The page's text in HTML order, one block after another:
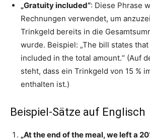
„Gratuity included“: Diese Phrase
Rechnungen verwendet, um
Trinkgeld bereits in die
wurde. Beispiel: „The bill states that
included in the total amount.“ (Auf
steht, dass ein Trinkgeld von 15 %
enthalten ist.)
Beispiel-Sätze auf Englisch
„At the end of the meal, we left a